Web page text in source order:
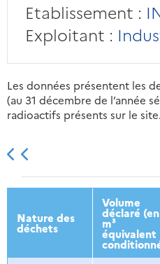
Etablissement :
Exploitant :
Les données présentent les
(au 31 décembre de l’année
radioactifs présents sur le site.
2013 2014
Nature des
déchets
Volume
déclaré (en
m³
équivalent